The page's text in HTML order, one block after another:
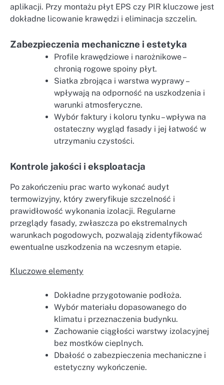
aplikacji. Przy montażu płyt EPS czy PIR kluczowe jest
dokładne licowanie krawędzi i eliminacja szczelin.
Zabezpieczenia mechaniczne i estetyka
Profile krawędziowe i narożnikowe –
chronią rogowe spoiny płyt.
Siatka zbrojąca i warstwa wyprawy –
wpływają na odporność na uszkodzenia i
warunki atmosferyczne.
Wybór faktury i koloru tynku – wpływa na
ostateczny wygląd fasady i jej łatwość w
utrzymaniu czystości.
Kontrole jakości i eksploatacja
Po zakończeniu prac warto wykonać audyt
termowizyjny, który zweryfikuje szczelność i
prawidłowość wykonania izolacji. Regularne
przeglądy fasady, zwłaszcza po ekstremalnych
warunkach pogodowych, pozwalają zidentyfikować
ewentualne uszkodzenia na wczesnym etapie.
Kluczowe elementy
Dokładne przygotowanie podłoża.
Wybór materiału dopasowanego do
klimatu i przeznaczenia budynku.
Zachowanie ciągłości warstwy izolacyjnej
bez mostków cieplnych.
Dbałość o zabezpieczenia mechaniczne i
estetyczny wykończenie.